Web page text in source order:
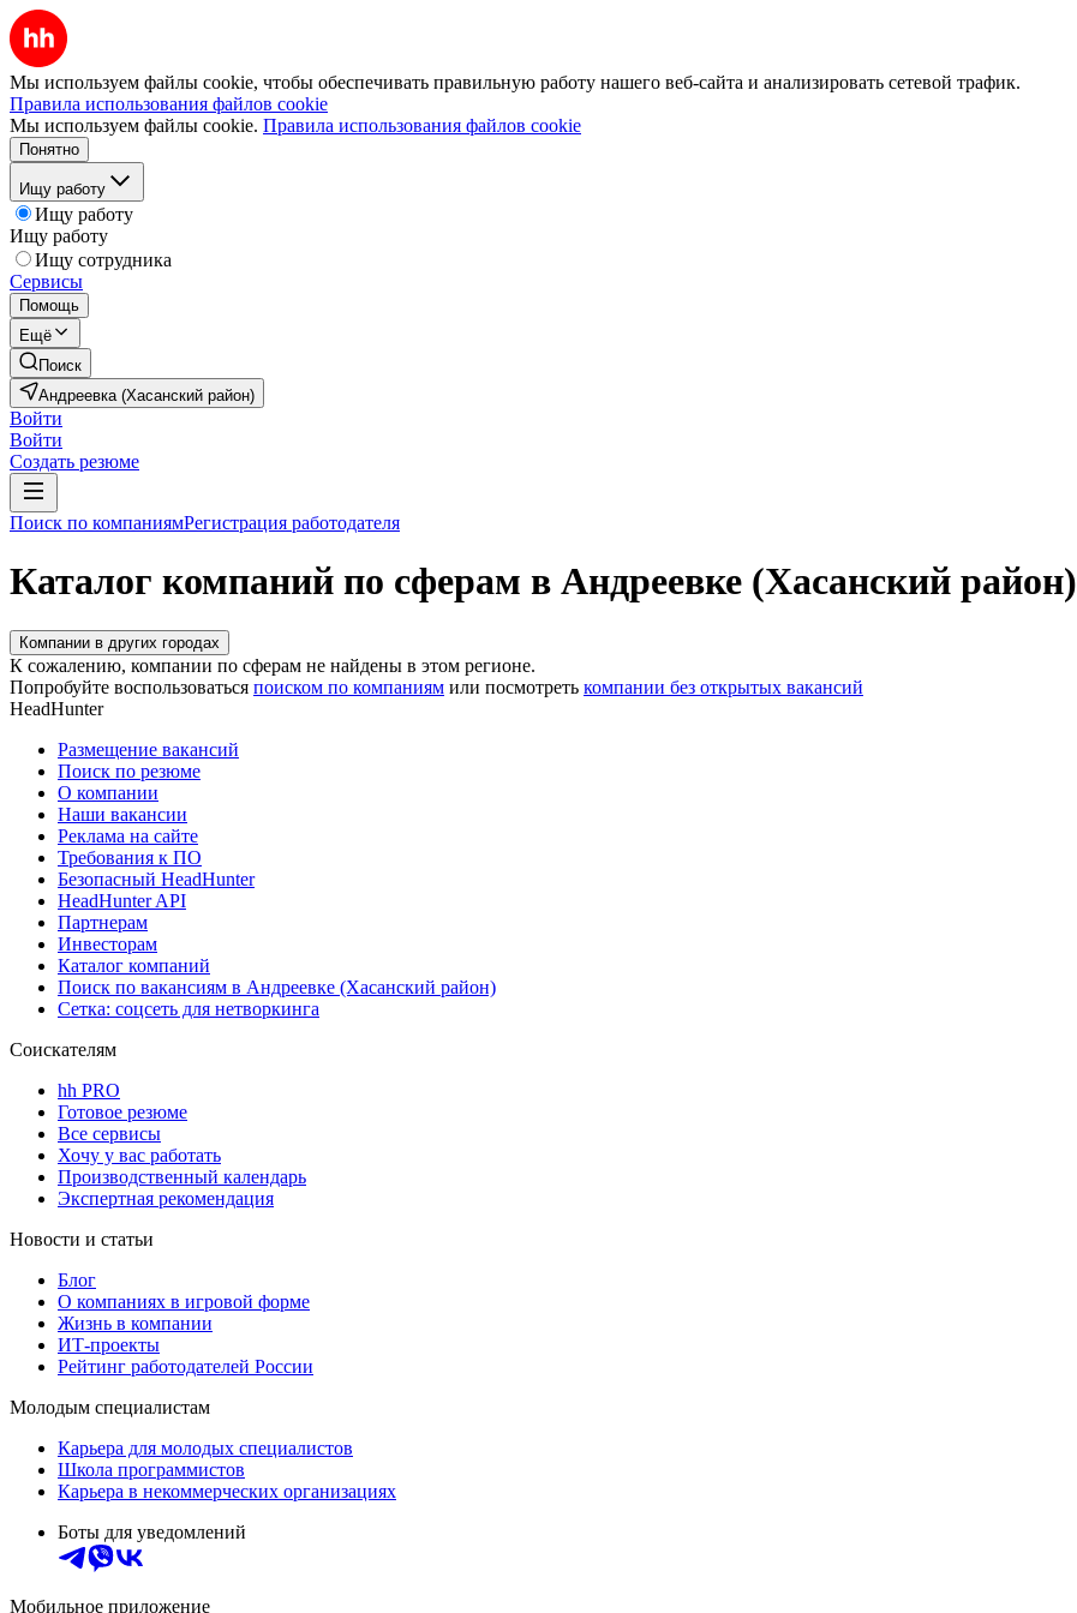
Мы используем файлы cookie, чтобы обеспечивать правильную работу нашего веб-сайта и анализировать сетевой трафик.
Правила использования файлов cookie
Мы используем файлы cookie. Правила использования файлов cookie
Понятно
Ищу работу
Ищу работу
Ищу работу
Ищу сотрудника
Сервисы
Помощь
Ещё
Поиск
Андреевка (Хасанский район)
Войти
Войти
Создать резюме
Поиск по компаниямРегистрация работодателя
Каталог компаний по сферам в Андреевке (Хасанский район)
Компании в других городах
К сожалению, компании по сферам не найдены в этом регионе.
Попробуйте воспользоваться поиском по компаниям или посмотреть компании без открытых вакансий
HeadHunter
Размещение вакансий
Поиск по резюме
О компании
Наши вакансии
Реклама на сайте
Требования к ПО
Безопасный HeadHunter
HeadHunter API
Партнерам
Инвесторам
Каталог компаний
Поиск по вакансиям в Андреевке (Хасанский район)
Сетка: соцсеть для нетворкинга
Соискателям
hh PRO
Готовое резюме
Все сервисы
Хочу у вас работать
Производственный календарь
Экспертная рекомендация
Новости и статьи
Блог
О компаниях в игровой форме
Жизнь в компании
ИТ-проекты
Рейтинг работодателей России
Молодым специалистам
Карьера для молодых специалистов
Школа программистов
Карьера в некоммерческих организациях
Боты для уведомлений
Мобильное приложение